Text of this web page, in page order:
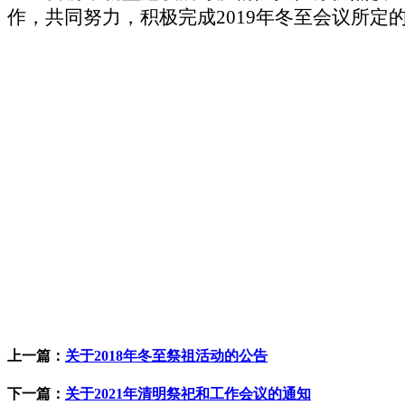
作，共同努力，积极完成2019年冬至会议所定
上一篇： 关于2018年冬至祭祖活动的公告
下一篇： 关于2021年清明祭祀和工作会议的通知